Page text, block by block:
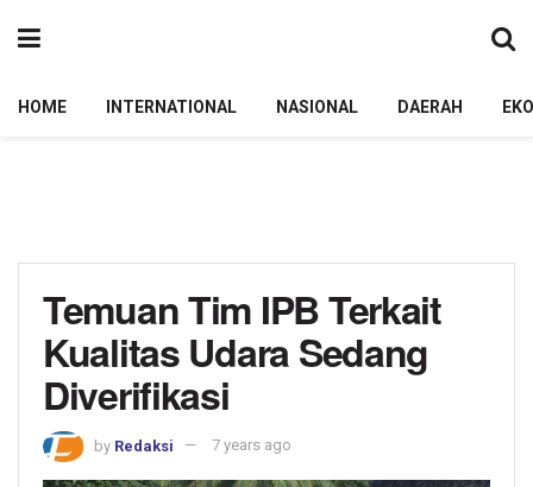
HOME INTERNATIONAL NASIONAL DAERAH
Temuan Tim IPB Terkait
Kualitas Udara Sedang
Diverifikasi
by Redaksi 7 years ago